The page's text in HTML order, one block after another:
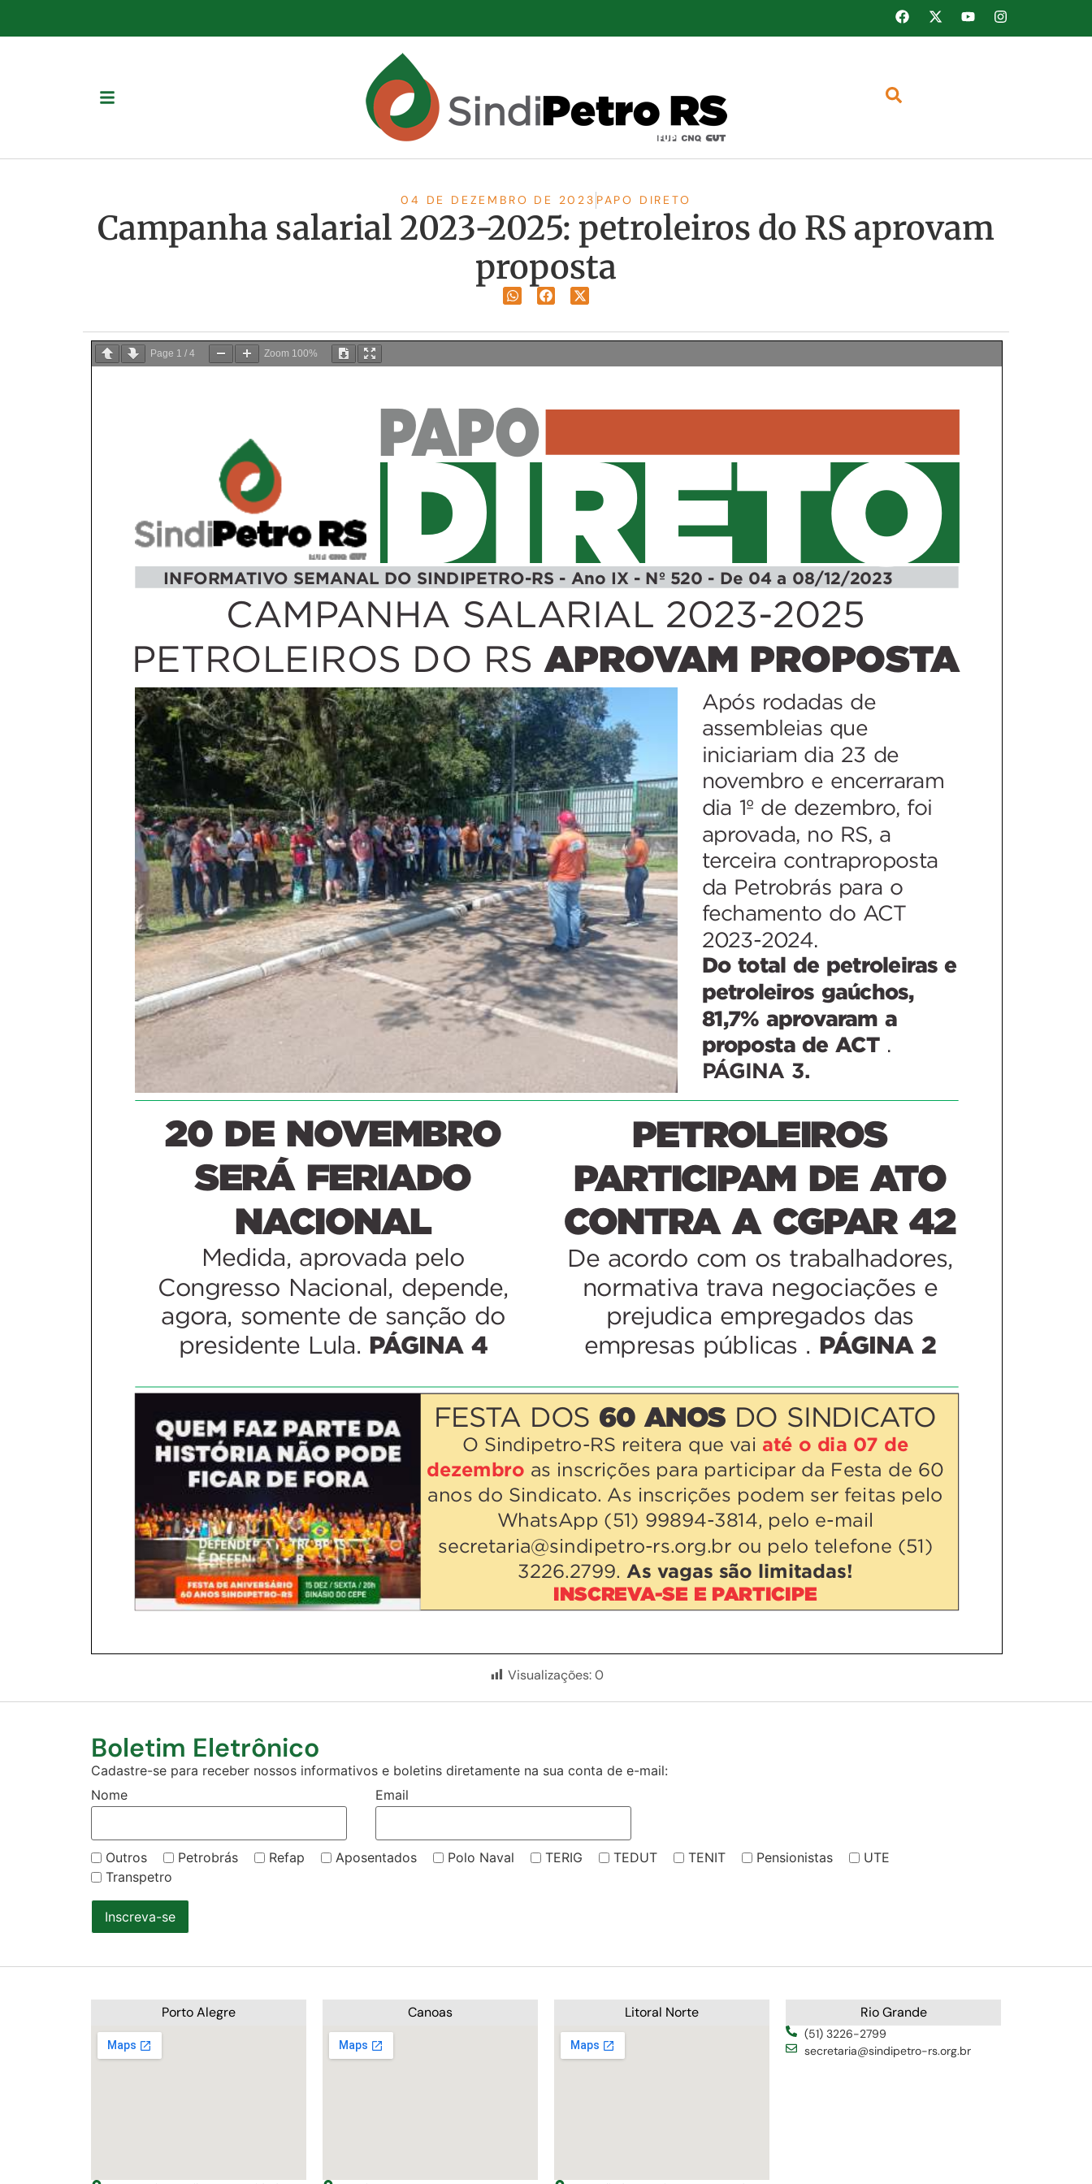
04 DE DEZEMBRO DE 2023 PAPO DIRETO
Campanha salarial 2023-2025: petroleiros do RS aprovam
proposta
Page 1 / 4 Zoom 100%
Visualizações:0
Boletim Eletrônico
Cadastre-se para receber nossos informativos e boletins diretamente na sua conta de e-mail:
Nome
Email
Outros Petrobrás Refap Aposentados Polo Naval TERIG TEDUT TENIT Pensionistas
UTE
Transpetro
Inscreva-se
Porto Alegre Canoas Litoral Norte Rio Grande
(51) 3226-2799
secretaria@sindipetro-rs.org.br